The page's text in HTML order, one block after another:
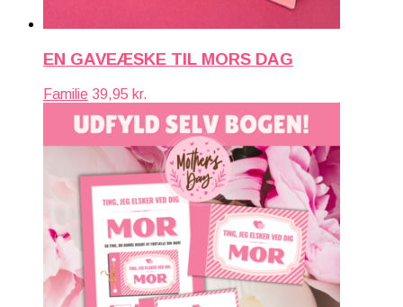
EN GAVEÆSKE TIL MORS DAG
Familie 39,95 kr.